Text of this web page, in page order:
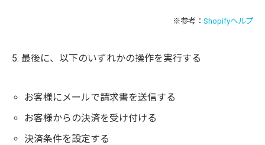
※参考： Shopifyヘルプ
5. 最後に、以下のいずれかの操作を実行する
お客様にメールで請求書を送信する
お客様からの決済を受け付ける
決済条件を設定する